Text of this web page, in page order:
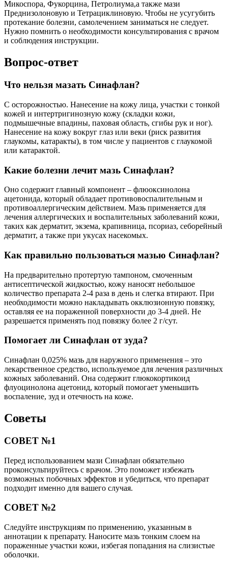
Микоспора, Фукорцина, Петролиума,а также мази
Преднизолоновую и Тетрациклиновую. Чтобы не усугубить
протекание болезни, самолечением заниматься не следует.
Нужно помнить о необходимости консультирования с врачом
и соблюдения инструкции.
Вопрос-ответ
Что нельзя мазать Синафлан?
С осторожностью. Нанесение на кожу лица, участки с тонкой
кожей и интертригинозную кожу (складки кожи,
подмышечные впадины, паховая область, сгибы рук и ног).
Нанесение на кожу вокруг глаз или веки (риск развития
глаукомы, катаракты), в том числе у пациентов с глаукомой
или катарактой.
Какие болезни лечит мазь Синафлан?
Оно содержит главный компонент – флюоксинолона
ацетонида, который обладает противовоспалительным и
противоаллергическим действием. Мазь применяется для
лечения аллергических и воспалительных заболеваний кожи,
таких как дерматит, экзема, крапивница, псориаз, себорейный
дерматит, а также при укусах насекомых.
Как правильно пользоваться мазью Синафлан?
На предварительно протертую тампоном, смоченным
антисептической жидкостью, кожу наносят небольшое
количество препарата 2-4 раза в день и слегка втирают. При
необходимости можно накладывать окклюзионную повязку,
оставляя ее на пораженной поверхности до 3-4 дней. Не
разрешается применять под повязку более 2 г/сут.
Помогает ли Синафлан от зуда?
Синафлан 0,025% мазь для наружного применения – это
лекарственное средство, используемое для лечения различных
кожных заболеваний. Она содержит глюкокортикоид
флуоцинолона ацетонид, который помогает уменьшить
воспаление, зуд и отечность на коже.
Советы
СОВЕТ №1
Перед использованием мази Синафлан обязательно
проконсультируйтесь с врачом. Это поможет избежать
возможных побочных эффектов и убедиться, что препарат
подходит именно для вашего случая.
СОВЕТ №2
Следуйте инструкциям по применению, указанным в
аннотации к препарату. Наносите мазь тонким слоем на
пораженные участки кожи, избегая попадания на слизистые
оболочки.